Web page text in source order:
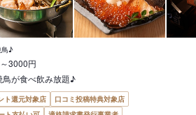
鳥♪
3000円
鳥が食べ飲み放題♪
ト還元対象店
口コミ投稿特典対象店